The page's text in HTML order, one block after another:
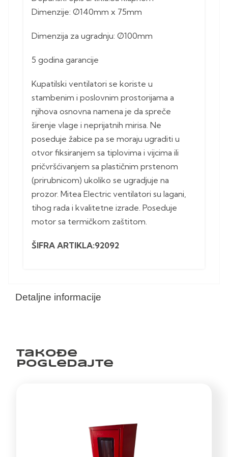
Detaljne informacije
Dimenzije: Ø140mm x 75mm
Dimenzija za ugradnju: Ø100mm
5 godina garancije
Kupatilski ventilatori se koriste u
stambenim i poslovnim prostorijama a
njihova osnovna namena je da spreče
širenje vlage i neprijatnih mirisa. Ne
poseduje žabice pa se moraju ugraditi u
otvor fiksiranjem sa tiplovima i vijcima ili
pričvršćivanjem sa plastičnim prstenom
(prirubnicom) ukoliko se ugradjuje na
prozor. Mitea Electric ventilatori su lagani,
tihog rada i kvalitetne izrade. Poseduje
motor sa termičkom zaštitom.
ŠIFRA ARTIKLA:92092
Takođe
pogledajte